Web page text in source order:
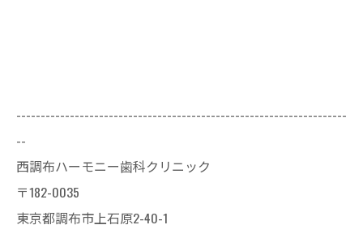
--------------------------------------------------------------------
--
西調布ハーモニー歯科クリニック
〒182-0035
東京都調布市上石原2-40-1